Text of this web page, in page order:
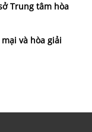
Trung tâm hòa
và hòa giải